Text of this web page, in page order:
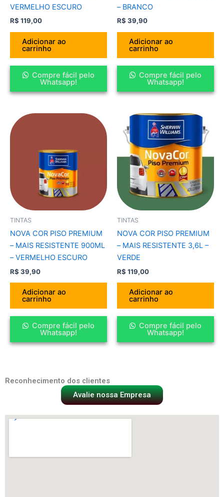
VERMELHO ESCURO
R$ 119,00
Adicionar ao
carrinho
Compre fácil pelo
Whatsapp!
– BRANCO
R$ 39,90
Adicionar ao
carrinho
Compre fácil pelo
Whatsapp!
TINTAS
NOVA COR PISO PREMIUM
– MAIS RESISTENTE 900ML
– VERMELHO ESCURO
R$ 39,90
Adicionar ao
carrinho
Compre fácil pelo
Whatsapp!
TINTAS
NOVA COR PISO PREMIUM
– MAIS RESISTENTE 3,6L –
VERDE
R$ 119,00
Adicionar ao
carrinho
Compre fácil pelo
Whatsapp!
Reconhecimento dos clientes
Avalie nossa Empresa